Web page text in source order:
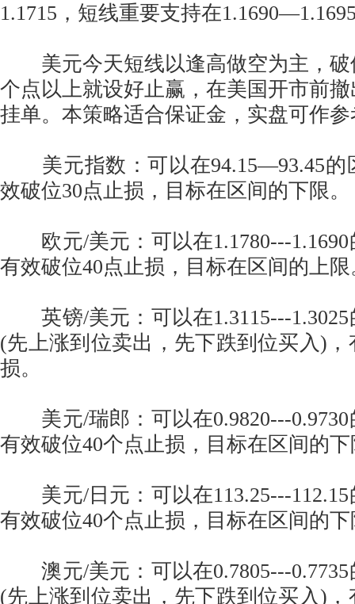
1.1715，短线重要支持在
美元今天短线以逢高做空为主，破
个点以上就设好止赢，在美国开市前
挂单。本策略适合保证金，实盘可作
美元指数：可以在94.15—93.45的
效破位30点止损，目标在区间的下限。
欧元/美元：可以在1.1780---1.1690
有效破位40点止损，目标在区间的上限
英镑/美元：可以在1.3115---1.3025
(先上涨到位卖出，先下跌到位买入)，
损。
美元/瑞郎：可以在0.9820---0.9730
有效破位40个点止损，目标在区间的
美元/日元：可以在113.25---112.15
有效破位40个点止损，目标在区间的
澳元/美元：可以在0.7805---0.7735
(先上涨到位卖出，先下跌到位买入)，